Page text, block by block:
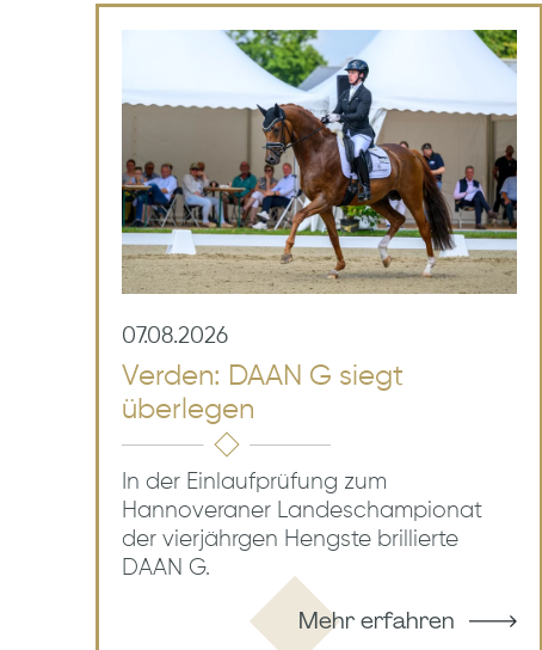
07.08.2026
Verden: DAAN G siegt
überlegen
In der Einlaufprüfung zum
Hannoveraner Landeschampionat
der vierjährgen Hengste brillierte
DAAN G.
Mehr erfahren